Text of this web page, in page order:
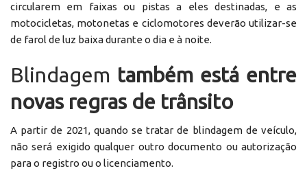
circularem em faixas ou pistas a eles destinadas, e as
motocicletas, motonetas e ciclomotores deverão utilizar-se
de farol de luz baixa durante o dia e à noite.
Blindagem também está entre
novas regras de trânsito
A partir de 2021, quando se tratar de blindagem de veículo,
não será exigido qualquer outro documento ou autorização
para o registro ou o licenciamento.